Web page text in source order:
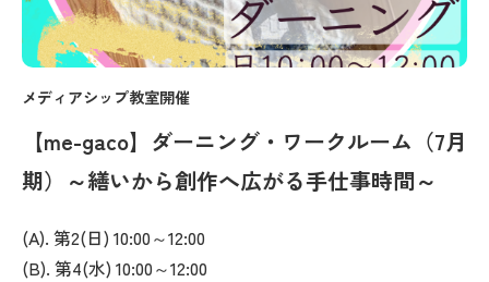
メディアシップ教室開催
【me-gaco】ダーニング・ワークルーム（7月
期）～繕いから創作へ広がる手仕事時間～
(A). 第2(日) 10:00～12:00
(B). 第4(水) 10:00～12:00